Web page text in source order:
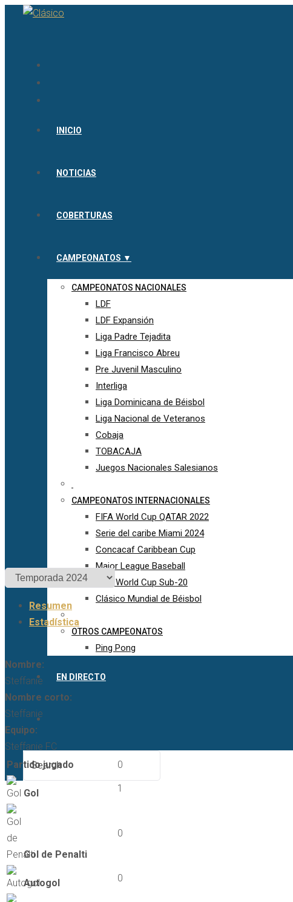
INICIO
NOTICIAS
COBERTURAS
CAMPEONATOS ▼
CAMPEONATOS NACIONALES
LDF
LDF Expansión
Liga Padre Tejadita
Liga Francisco Abreu
Pre Juvenil Masculino
Interliga
Liga Dominicana de Béisbol
Liga Nacional de Veteranos
Cobaja
TOBACAJA
Juegos Nacionales Salesianos
CAMPEONATOS INTERNACIONALES
FIFA World Cup QATAR 2022
Serie del caribe Miami 2024
Concacaf Caribbean Cup
Major League Baseball
FIFA World Cup Sub-20
Clásico Mundial de Béisbol
OTROS CAMPEONATOS
Ping Pong
EN DIRECTO
Resumen
Estadística
Nombre:
Steffanie
Nombre corto:
Steffanie
Equipo:
Steffanie FC
Partido jugado
0
Gol 1
Gol de Penalti
0
Autogol 0